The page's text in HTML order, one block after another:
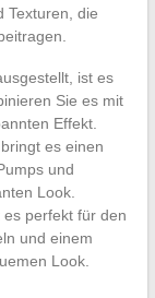
Texturen, die
ist es
Sie es mit
Effekt.
es einen
und
Look.
perfekt für den
und einem
Look.